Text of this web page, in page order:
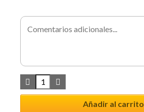
Añadir al carrito